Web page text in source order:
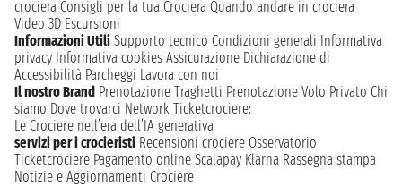
crociera Consigli per la tua Crociera Quando andare in crociera
Video 3D Escursioni
Informazioni Utili Supporto tecnico Condizioni generali Informativa
privacy Informativa cookies Assicurazione Dichiarazione di
Accessibilità Parcheggi Lavora con noi
Il nostro Brand Prenotazione Traghetti Prenotazione Volo Privato Chi
siamo Dove trovarci Network Ticketcrociere:
Le Crociere nell’era dell’IA generativa
servizi per i crocieristi Recensioni crociere Osservatorio
Ticketcrociere Pagamento online Scalapay Klarna Rassegna stampa
Notizie e Aggiornamenti Crociere